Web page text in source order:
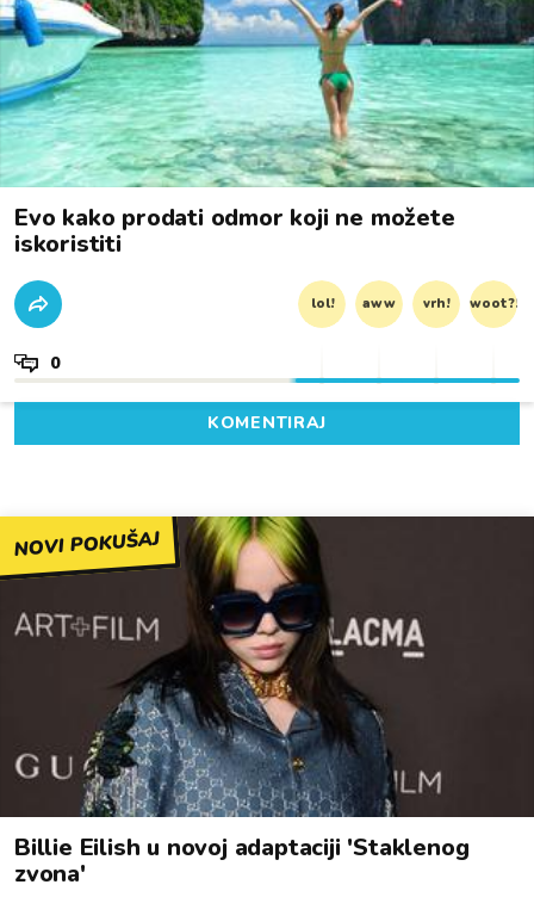
Evo kako prodati odmor koji ne možete
iskoristiti
lol! aww vrh! woot?!
0
KOMENTIRAJ
NOVI POKUŠAJ
Billie Eilish u novoj adaptaciji 'Staklenog
zvona'